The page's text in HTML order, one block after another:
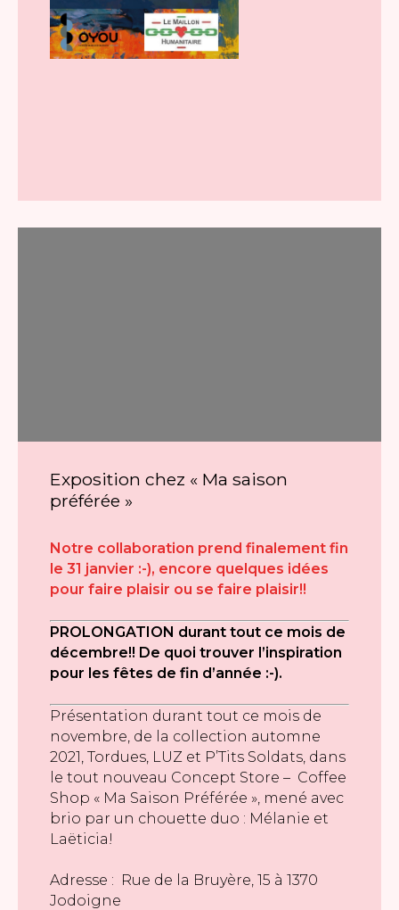
Exposition chez « Ma saison
préférée »
Notre collaboration prend finalement fin
le 31 janvier :-), encore quelques idées
pour faire plaisir ou se faire plaisir!!
PROLONGATION durant tout ce mois de
décembre!! De quoi trouver l’inspiration
pour les fêtes de fin d’année :-).
Présentation durant tout ce mois de
novembre, de la collection automne
2021, Tordues, LUZ et P’Tits Soldats, dans
le tout nouveau Concept Store – Coffee
Shop « Ma Saison Préférée », mené avec
brio par un chouette duo : Mélanie et
Laëticia!
Adresse : Rue de la Bruyère, 15 à 1370
Jodoigne